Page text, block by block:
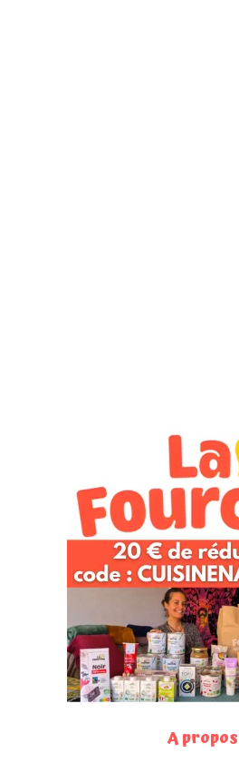
A propos